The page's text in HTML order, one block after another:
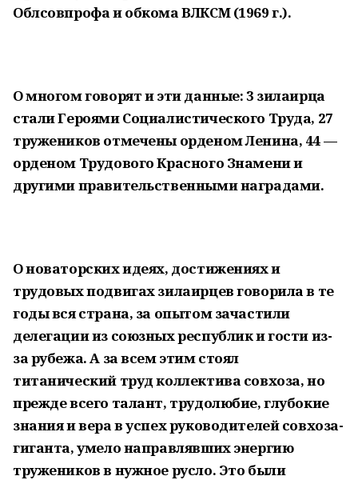
Облсовпрофа и обкома ВЛКСМ (1969 г.).
О многом говорят и эти данные: 3 зилаирца
стали Героями Социалистического Труда, 27
тружеников отмечены орденом Ленина, 44 —
орденом Трудового Красного Знамени и
другими правительственными наградами.
О новаторских идеях, достижениях и
трудовых подвигах зилаирцев говорила в те
годы вся страна, за опытом зачастили
делегации из союзных республик и гости из-
за рубежа. А за всем этим стоял
титанический труд коллектива совхоза, но
прежде всего талант, трудолюбие, глубокие
знания и вера в успех руководителей совхоза-
гиганта, умело направлявших энергию
тружеников в нужное русло. Это были